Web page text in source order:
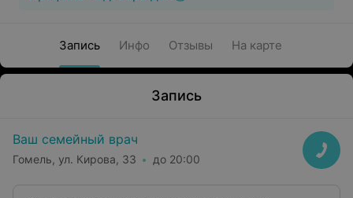
Запись Инфо Отзывы На карте
Запись
Ваш семейный врач
Гомель, ул. Кирова, 33 до 20:00